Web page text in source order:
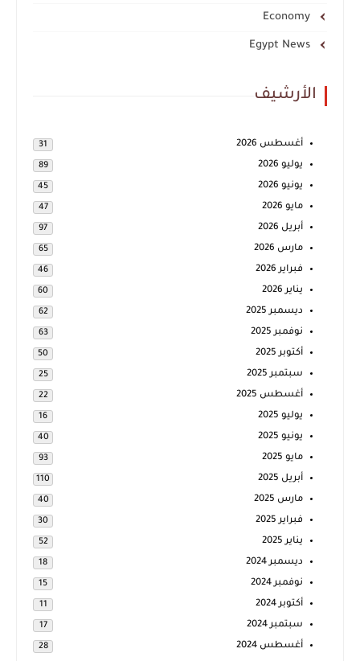
Economy
Egypt News
الأرشيف
أغسطس 2026 31
يوليو 2026 89
يونيو 2026 45
مايو 2026 47
أبريل 2026 97
مارس 2026 65
فبراير 2026 46
يناير 2026 60
ديسمبر 2025 62
نوفمبر 2025 63
أكتوبر 2025 50
سبتمبر 2025 25
أغسطس 2025 22
يوليو 2025 16
يونيو 2025 40
مايو 2025 93
أبريل 2025 110
مارس 2025 40
فبراير 2025 30
يناير 2025 52
ديسمبر 2024 18
نوفمبر 2024 15
أكتوبر 2024 11
سبتمبر 2024 17
أغسطس 2024 28